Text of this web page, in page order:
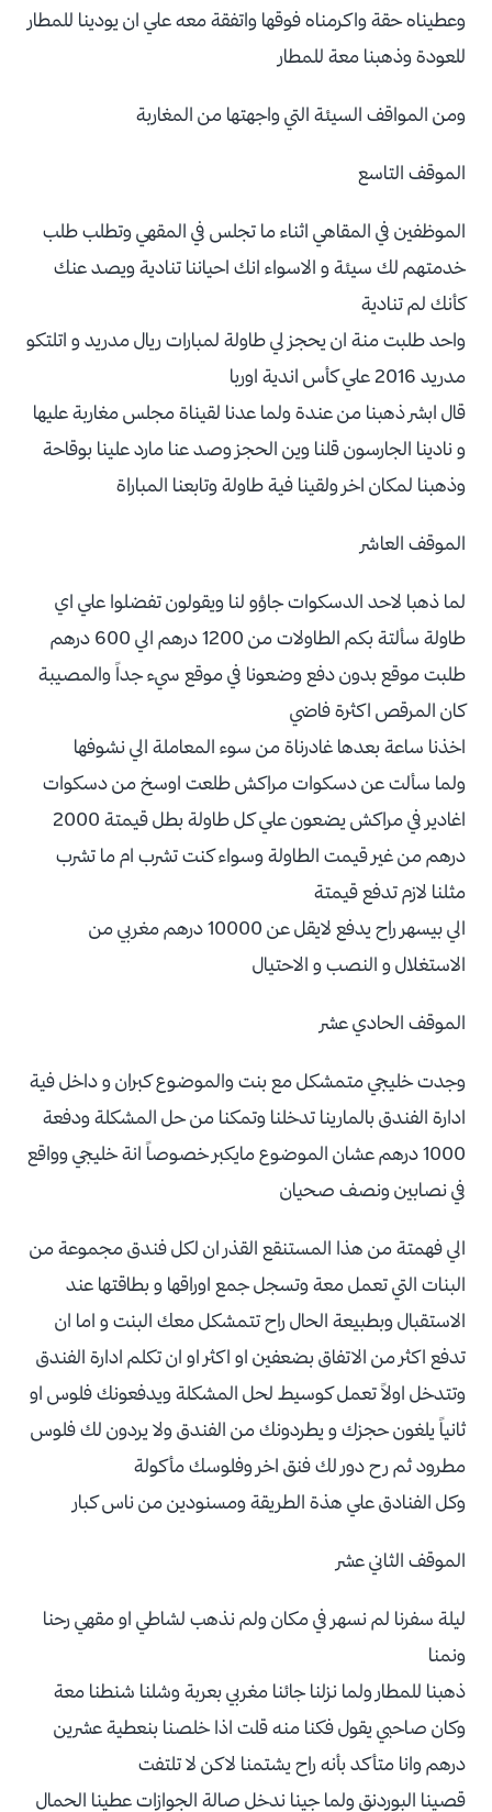
وعطيناه حقة واكرمناه فوقها واتفقة معه علي ان يودينا للمطار
للعودة وذهبنا معة للمطار
ومن المواقف السيئة التي واجهتها من المغاربة
الموقف التاسع
الموظفين في المقاهي اثناء ما تجلس في المقهي وتطلب طلب
خدمتهم لك سيئة و الاسواء انك احياننا تنادية ويصد عنك
كأنك لم تنادية
واحد طلبت منة ان يحجز لي طاولة لمبارات ريال مدريد و اتلتكو
مدريد 2016 علي كأس اندية اوربا
قال ابشر ذهبنا من عندة ولما عدنا لقيناة مجلس مغاربة عليها
و نادينا الجارسون قلنا وين الحجز وصد عنا مارد علينا بوقاحة
وذهبنا لمكان اخر ولقينا فية طاولة وتابعنا المباراة
الموقف العاشر
لما ذهبا لاحد الدسكوات جاؤو لنا ويقولون تفضلوا علي اي
طاولة سألتة بكم الطاولات من 1200 درهم الي 600 درهم
طلبت موقع بدون دفع وضعونا في موقع سيء جداً والمصيبة
كان المرقص اكثرة فاضي
اخذنا ساعة بعدها غادرناة من سوء المعاملة الي نشوفها
ولما سألت عن دسكوات مراكش طلعت اوسخ من دسكوات
اغادير في مراكش يضعون علي كل طاولة بطل قيمتة 2000
درهم من غير قيمت الطاولة وسواء كنت تشرب ام ما تشرب
مثلنا لازم تدفع قيمتة
الي بيسهر راح يدفع لايقل عن 10000 درهم مغربي من
الاستغلال و النصب و الاحتيال
الموقف الحادي عشر
وجدت خليجي متمشكل مع بنت والموضوع كبران و داخل فية
ادارة الفندق بالمارينا تدخلنا وتمكنا من حل المشكلة ودفعة
1000 درهم عشان الموضوع مايكبر خصوصاً انة خليجي وواقع
في نصابين ونصف صحيان
الي فهمتة من هذا المستنقع القذر ان لكل فندق مجموعة من
البنات التي تعمل معة وتسجل جمع اوراقها و بطاقتها عند
الاستقبال وبطبيعة الحال راح تتمشكل معك البنت و اما ان
تدفع اكثر من الاتفاق بضعفين او اكثر او ان تكلم ادارة الفندق
وتتدخل اولاً تعمل كوسيط لحل المشكلة ويدفعونك فلوس او
ثانياً يلغون حجزك و يطردونك من الفندق ولا يردون لك فلوس
مطرود ثم رح دور لك فنق اخر وفلوسك مأكولة
وكل الفنادق علي هذة الطريقة ومسنودين من ناس كبار
الموقف الثاني عشر
ليلة سفرنا لم نسهر في مكان ولم نذهب لشاطي او مقهي رحنا
ونمنا
ذهبنا للمطار ولما نزلنا جائنا مغربي بعربة وشلنا شنطنا معة
وكان صاحبي يقول فكنا منه قلت اذا خلصنا بنعطية عشرين
درهم وانا متأكد بأنه راح يشتمنا لاكن لا تلتفت
قصينا البوردنق ولما جينا ندخل صالة الجوازات عطينا الحمال